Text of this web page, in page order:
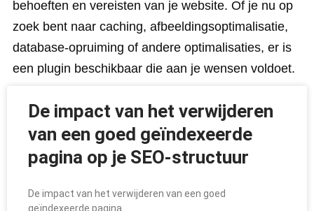
behoeften en vereisten van je website. Of je nu op
zoek bent naar caching, afbeeldingsoptimalisatie,
database-opruiming of andere optimalisaties, er is
een plugin beschikbaar die aan je wensen voldoet.
De impact van het verwijderen
van een goed geïndexeerde
pagina op je SEO-structuur
De impact van het verwijderen van een goed
geïndexeerde pagina